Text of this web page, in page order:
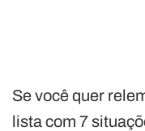
Se você quer
lista com 7